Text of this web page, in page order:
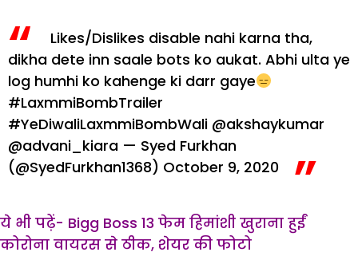
Likes/Dislikes disable nahi karna tha,
dikha dete inn saale bots ko aukat. Abhi ulta ye
log humhi ko kahenge ki darr gaye
#LaxmmiBombTrailer
#YeDiwaliLaxmmiBombWali @akshaykumar
@advani_kiara — Syed Furkhan
(@SyedFurkhan1368) October 9, 2020
ये भी पढ़ें- Bigg Boss 13 फेम हिमांशी खुराना हुईं
कोरोना वायरस से ठीक, शेयर की फोटो